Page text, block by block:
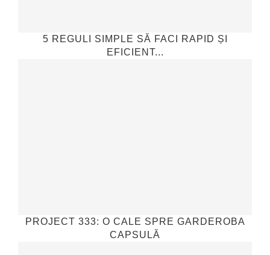
5 REGULI SIMPLE SĂ FACI RAPID ȘI
EFICIENT...
PROJECT 333: O CALE SPRE GARDEROBA
CAPSULĂ